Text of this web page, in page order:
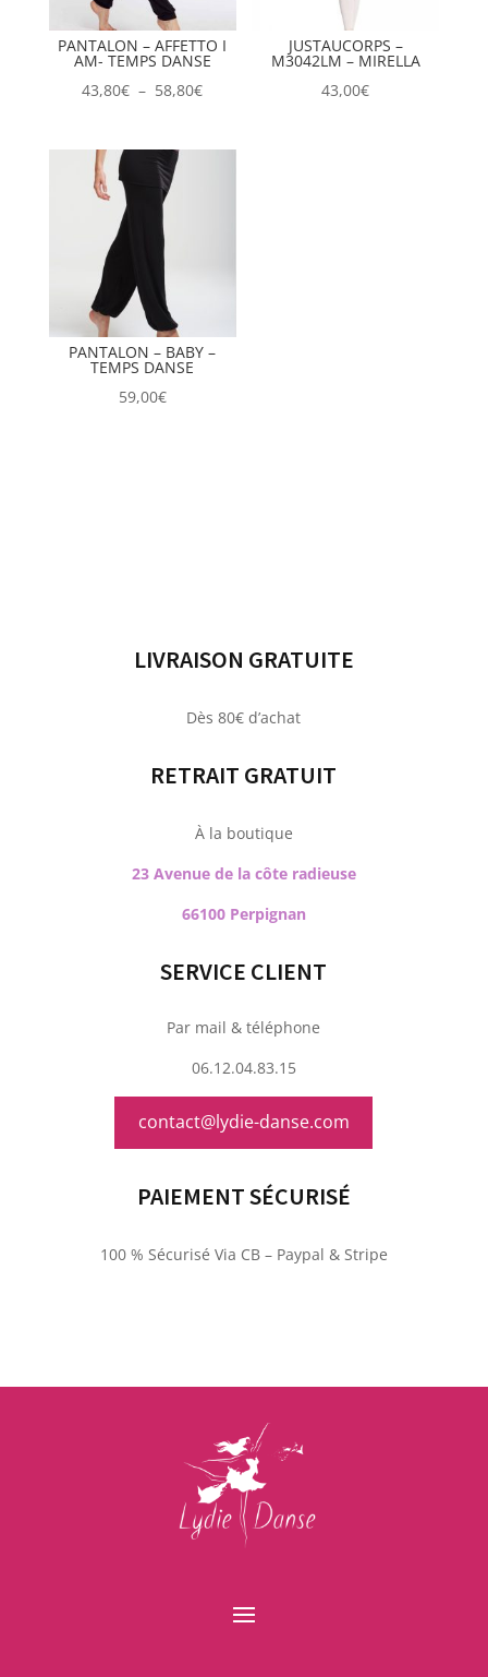
PANTALON – AFFETTO I
AM- TEMPS DANSE
43,80€ – 58,80€Plage
prix :
JUSTAUCORPS –
M3042LM – MIRELLA
43,00€
PANTALON – BABY –
TEMPS DANSE
59,00€
LIVRAISON GRATUITE
Dès 80€ d’achat
RETRAIT GRATUIT
À la boutique
23 Avenue de la côte radieuse
66100 Perpignan
SERVICE CLIENT
Par mail & téléphone
06.12.04.83.15
contact@lydie-danse.com
PAIEMENT SÉCURISÉ
100 % Sécurisé Via CB – Paypal & Stripe